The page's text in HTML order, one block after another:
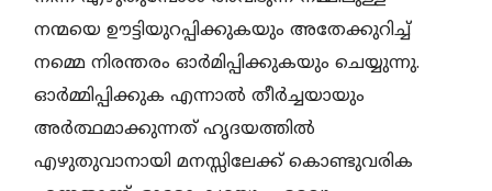
നന്മയെ ഊട്ടിയുറപ്പിക്കുകയും അതേക്കുറിച്ച്
നമ്മെ നിരന്തരം ഓര്‍മിപ്പിക്കുകയും ചെയ്യുന്നു.
ഓര്‍മ്മിപ്പിക്കുക എന്നാല്‍ തീര്‍ച്ചയായും
അര്‍ത്ഥമാക്കുന്നത് ഹൃദയത്തില്‍
എഴുതുവാനായി മനസ്സിലേക്ക് കൊണ്ടുവരിക